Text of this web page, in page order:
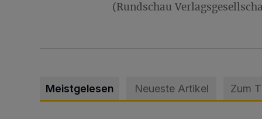
(Rundschau
Meistgelesen Neueste Artikel Zum